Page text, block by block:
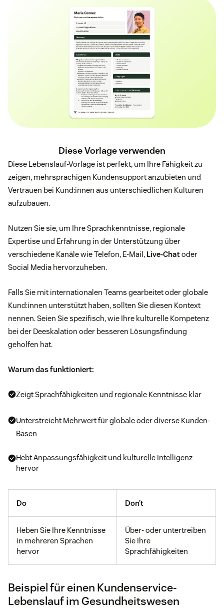
Diese Vorlage verwenden
Diese Lebenslauf-Vorlage ist perfekt, um Ihre Fähigkeit zu
zeigen, mehrsprachigen Kundensupport anzubieten und
Vertrauen bei Kund:innen aus unterschiedlichen Kulturen
aufzubauen.
Nutzen Sie sie, um Ihre Sprachkenntnisse, regionale
Expertise und Erfahrung in der Unterstützung über
verschiedene Kanäle wie Telefon, E-Mail, Live-Chatoder
Social Media hervorzuheben.
Falls Sie mit internationalen Teams gearbeitet oder globale
Kund:innen unterstützt haben, sollten Sie diesen Kontext
nennen. Seien Sie spezifisch, wie Ihre kulturelle Kompetenz
bei der Deeskalation oder besseren Lösungsfindung
geholfen hat.
Warum das funktioniert:
Zeigt Sprachfähigkeiten und regionale Kenntnisse klar
Unterstreicht Mehrwert für globale oder diverse Kunden-
Basen
Hebt Anpassungsfähigkeit und kulturelle Intelligenz
hervor
Do Don’t
Heben Sie Ihre Kenntnisse
in mehreren Sprachen
hervor
Über- oder untertreiben
Sie Ihre
Sprachfähigkeiten
Beispiel für einen Kundenservice-
Lebenslauf im Gesundheitswesen